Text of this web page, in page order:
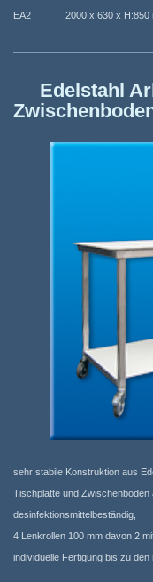
EA2 2000 x 630 x
Edelstahl
sehr stabile Konstruktion aus
Tischplatte und
desinfektionsmittelbeständig,
4 Lenkrollen 100 mm davon 2
individuelle Fertigung bis zu